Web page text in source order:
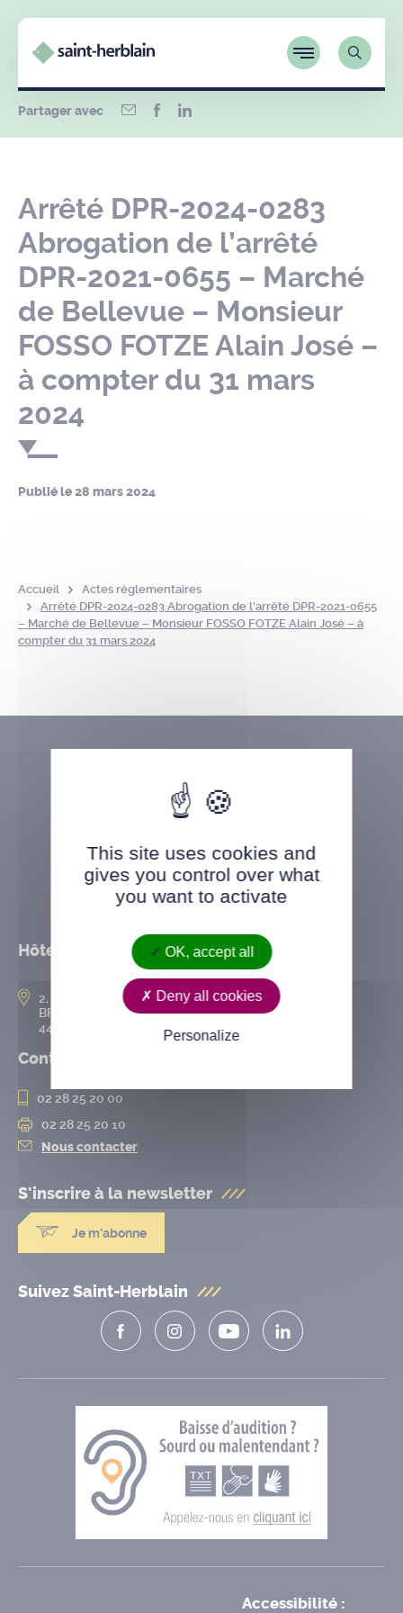
Partager avec
Arrêté DPR-2024-0283
Abrogation de l’arrêté
DPR-2021-0655 – Marché
de Bellevue – Monsieur
FOSSO FOTZE Alain José –
à compter du 31 mars
2024
Publié le28 mars 2024
Accueil
Actes réglementaires
Arrêté DPR-2024-0283 Abrogation de l’arrêté DPR-2021-0655
– Marché de Bellevue – Monsieur FOSSO FOTZE Alain José – à
compter du 31 mars 2024
Hôtel de ville
2, rue de l’Hôtel-de-Ville
BP 50167
44802 Saint-Herblain cedex
Contact
02 28 25 20 00
02 28 25 20 10
Nous contacter
S'inscrire à la newsletter
Je m'abonne
Suivez Saint-Herblain
Accessibilité :
This site uses cookies and
gives you control over what
you want to activate
OK, accept all
Deny all cookies
Personalize